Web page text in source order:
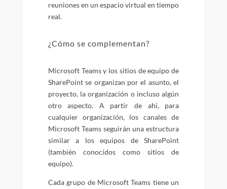
reuniones en un espacio virtual en tiempo
real.
¿Cómo se complementan?
Microsoft Teams y los sitios de equipo de
SharePoint se organizan por el asunto, el
proyecto, la organización o incluso algún
otro aspecto. A partir de ahí, para
cualquier organización, los canales de
Microsoft Teams seguirán una estructura
similar a los equipos de SharePoint
(también conocidos como sitios de
equipo).
Cada grupo de Microsoft Teams tiene un